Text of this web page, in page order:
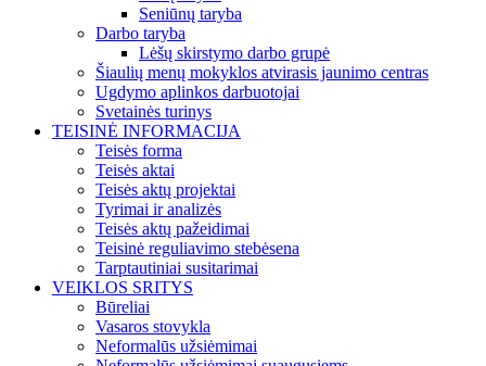
Seniūnų taryba
Darbo taryba
Lėšų skirstymo darbo grupė
Šiaulių menų mokyklos atvirasis jaunimo centras
Ugdymo aplinkos darbuotojai
Svetainės turinys
TEISINĖ INFORMACIJA
Teisės forma
Teisės aktai
Teisės aktų projektai
Tyrimai ir analizės
Teisės aktų pažeidimai
Teisinė reguliavimo stebėsena
Tarptautiniai susitarimai
VEIKLOS SRITYS
Būreliai
Vasaros stovykla
Neformalūs užsiėmimai